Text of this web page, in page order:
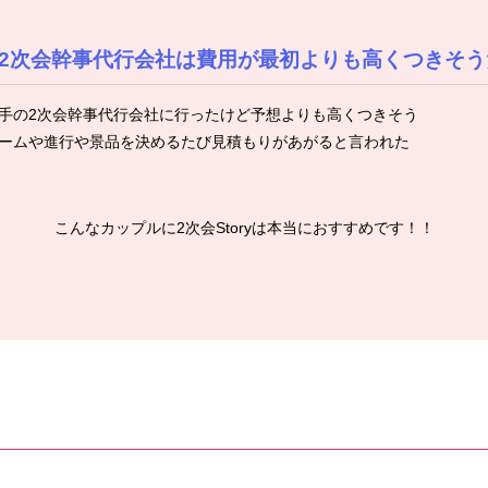
次会幹事代行会社は費用が最初よりも高くつきそ
の2次会幹事代行会社に行ったけど予想よりも高くつきそう
ムや進行や景品を決めるたび見積もりがあがると言われた
こんなカップルに2次会Storyは本当におすすめです！！